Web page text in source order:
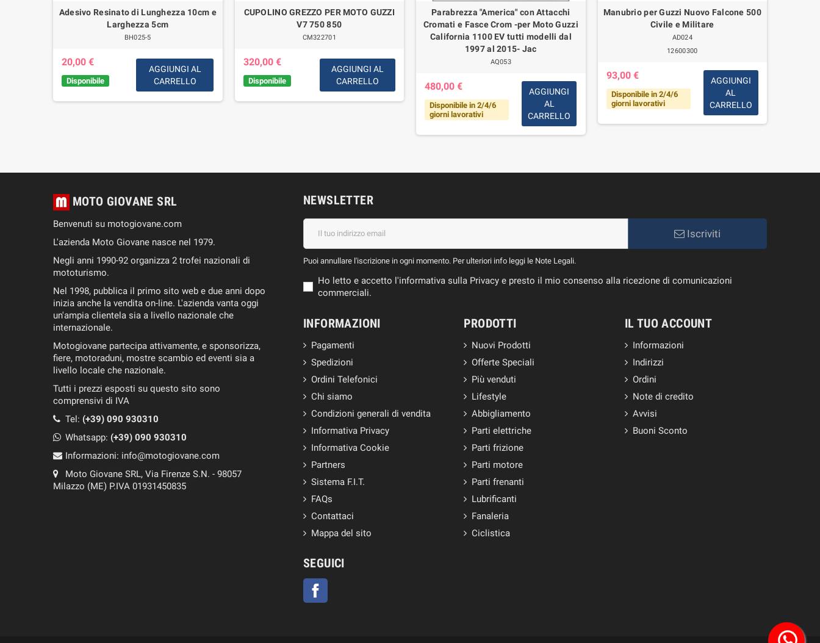
Adesivo Resinato di Lunghezza 10cm e
Larghezza 5cm
BH025-5
20,00 €
Disponibile
AGGIUNGI AL
CARRELLO
CUPOLINO GREZZO PER MOTO GUZZI
V7 750 850
CM322701
320,00 €
Disponibile
AGGIUNGI AL
CARRELLO
Parabrezza "America" con Attacchi
Cromati e Fasce Crom -per Moto Guzzi
California 1100 EV tutti modelli dal
1997 al 2015- Jac
AQ053
480,00 €
Disponibile in 2/4/6
giorni lavorativi
AGGIUNGI
AL
CARRELLO
Manubrio per Guzzi Nuovo Falcone 500
Civile e Militare
AD024
12600300
93,00 €
Disponibile in 2/4/6
giorni lavorativi
AGGIUNGI
AL
CARRELLO
MOTO GIOVANE SRL
Benvenuti su motogiovane.com
L'azienda Moto Giovane nasce nel 1979.
Negli anni 1990-92 organizza 2 trofei nazionali di
mototurismo.
Nel 1998, pubblica il primo sito web e due anni dopo
inizia anche la vendita on-line. L'azienda vanta oggi
un'ampia clientela sia a livello nazionale che
internazionale.
Motogiovane partecipa attivamente, e sponsorizza,
fiere, motoraduni, mostre scambio ed eventi sia a
livello locale che nazionale.
Tutti i prezzi esposti su questo sito sono
comprensivi di IVA
Tel: (+39) 090 930310
Whatsapp: (+39) 090 930310
Informazioni: info@motogiovane.com
Moto Giovane SRL, Via Firenze S.N. - 98057
Milazzo (ME) P.IVA 01931450835
NEWSLETTER
Iscriviti
Puoi annullare l'iscrizione in ogni momento. Per ulteriori info leggi le Note Legali.
Ho letto e accetto l'informativa sulla Privacy e presto il mio consenso alla ricezione di comunicazioni
commerciali.
INFORMAZIONI
Pagamenti
Spedizioni
Ordini Telefonici
Chi siamo
Condizioni generali di vendita
Informativa Privacy
Informativa Cookie
Partners
Sistema F.I.T.
FAQs
Contattaci
Mappa del sito
PRODOTTI
Nuovi Prodotti
Offerte Speciali
Più venduti
Lifestyle
Abbigliamento
Parti elettriche
Parti frizione
Parti motore
Parti frenanti
Lubrificanti
Fanaleria
Ciclistica
IL TUO ACCOUNT
Informazioni
Indirizzi
Ordini
Note di credito
Avvisi
Buoni Sconto
SEGUICI